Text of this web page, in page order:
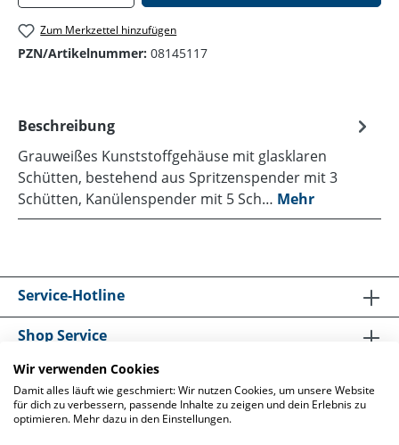
Zum Merkzettel hinzufügen
PZN/Artikelnummer: 08145117
Beschreibung
Grauweißes Kunststoffgehäuse mit glasklaren
Schütten, bestehend aus Spritzenspender mit 3
Schütten, Kanülenspender mit 5 Sch… Mehr
Service-Hotline
Shop Service
Informationen
Wir verwenden Cookies
Damit alles läuft wie geschmiert: Wir nutzen Cookies, um unsere Website
für dich zu verbessern, passende Inhalte zu zeigen und dein Erlebnis zu
optimieren. Mehr dazu in den Einstellungen.